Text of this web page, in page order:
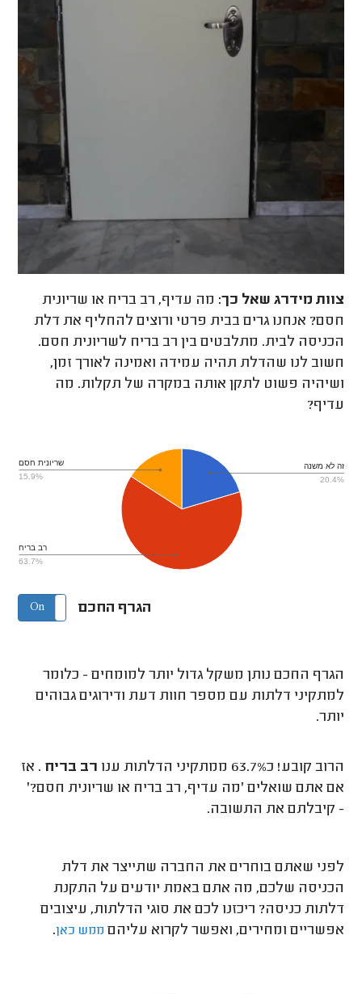
צוות מידרג שאל כך: מה עדיף, רב בריח או שריונית
חסם? אנחנו גרים בבית פרטי ורוצים להחליף את דלת
הכניסה לבית. מתלבטים בין רב בריח לשריונית חסם.
חשוב לנו שהדלת תהיה עמידה ואמינה לאורך זמן,
ושיהיה פשוט לתקן אותה במקרה של תקלות. מה
עדיף?
זה לא משנה
20.4%
רב בריח
63.7%
שריונית חסם
15.9%
הגרף החכם On Off
הגרף החכם נותן משקל גדול יותר למומחים - כלומר
למתקיני דלתות עם מספר חוות דעת ודירוגים גבוהים
יותר.
הרוב קובע! כ63.7% ממתקיני הדלתות ענו רב בריח . אז
אם אתם שואלים 'מה עדיף, רב בריח או שריונית חסם?'
- קיבלתם את התשובה.
לפני שאתם בוחרים את החברה שתייצר את דלת
הכניסה שלכם, מה אתם באמת יודעים על התקנת
דלתות כניסה? ריכזנו לכם את סוגי הדלתות, עיצובים
אפשריים ומחירים, ואפשר לקרוא עליהם ממש כאן.